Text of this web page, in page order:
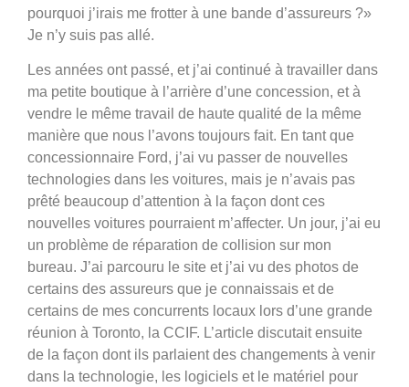
pourquoi j’irais me frotter à une bande d’assureurs ?»
Je n’y suis pas allé.
Les années ont passé, et j’ai continué à travailler dans
ma petite boutique à l’arrière d’une concession, et à
vendre le même travail de haute qualité de la même
manière que nous l’avons toujours fait. En tant que
concessionnaire Ford, j’ai vu passer de nouvelles
technologies dans les voitures, mais je n’avais pas
prêté beaucoup d’attention à la façon dont ces
nouvelles voitures pourraient m’affecter. Un jour, j’ai eu
un problème de réparation de collision sur mon
bureau. J’ai parcouru le site et j’ai vu des photos de
certains des assureurs que je connaissais et de
certains de mes concurrents locaux lors d’une grande
réunion à Toronto, la CCIF. L’article discutait ensuite
de la façon dont ils parlaient des changements à venir
dans la technologie, les logiciels et le matériel pour